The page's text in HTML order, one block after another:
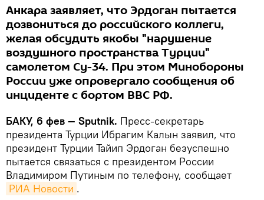
Анкара заявляет, что Эрдоган пытается
дозвониться до российского коллеги,
желая обсудить якобы "нарушение
воздушного пространства Турции"
самолетом Су-34. При этом Минобороны
России уже опровергало сообщения об
инциденте с бортом ВВС РФ.
БАКУ, 6 фев — Sputnik. Пресс-секретарь
президента Турции Ибрагим Калын заявил, что
президент Турции Тайип Эрдоган безуспешно
пытается связаться с президентом России
Владимиром Путиным по телефону, сообщает
РИА Новости .